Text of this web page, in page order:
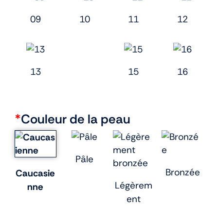
09 10 11 12
13 15 16
*Couleur de la peau
Caucasie
nne
Pâle
Légèrem
ent
Bronzée